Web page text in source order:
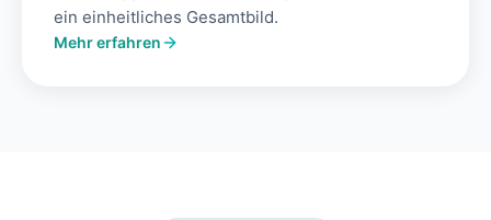
ein einheitliches Gesamtbild.
Mehr erfahren